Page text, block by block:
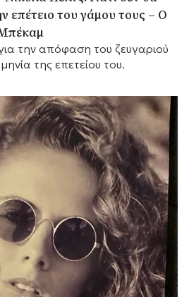
επέτειο του γάμου τους – Ο
την απόφαση του ζευγαριού
της επετείου του.